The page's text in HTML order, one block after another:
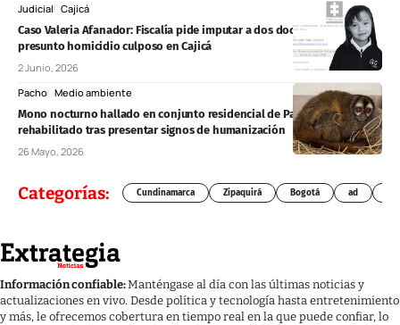
Judicial Cajicá
Caso Valeria Afanador: Fiscalía pide imputar a dos docentes por
presunto homicidio culposo en Cajicá
2 Junio, 2026
Pacho Medio ambiente
Mono nocturno hallado en conjunto residencial de Pacho será
rehabilitado tras presentar signos de humanización
26 Mayo, 2026
Categorías: Cundinamarca Zipaquirá Bogotá ad
Información confiable:Manténgase al día con las últimas noticias y
actualizaciones en vivo. Desde política y tecnología hasta entretenimiento
y más, le ofrecemos cobertura en tiempo real en la que puede confiar, lo